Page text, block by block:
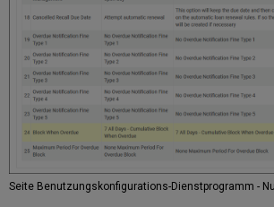
Seite Benutzungskonfigurations-Dienstprogramm -